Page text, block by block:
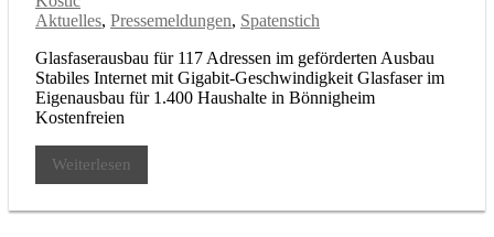
Aktuelles, Pressemeldungen, Spatenstich
Glasfaserausbau für 117 Adressen im geförderten Ausbau
Stabiles Internet mit Gigabit-Geschwindigkeit Glasfaser im
Eigenausbau für 1.400 Haushalte in Bönnigheim
Kostenfreien
Weiterlesen